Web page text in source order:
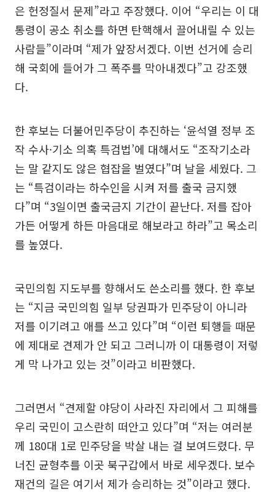
은 헌정질서 문제”라고 주장했다. 이어 “우리는 이 대
통령이 공소 취소를 하면 탄핵해서 끌어내릴 수 있는
사람들”이라며 “제가 앞장서겠다. 이번 선거에 승리
해 국회에 들어가 그 폭주를 막아내겠다”고 강조했
다.
한 후보는 더불어민주당이 추진하는 ‘윤석열 정부 조
작 수사·기소 의혹 특검법’에 대해서도 “조작기소라
는 말 같지도 않은 협잡을 벌였다”며 날을 세웠다. 그
는 “특검이라는 하수인을 시켜 저를 출국 금지했
다”며 “3일이면 출국금지 기간이 끝난다. 저를 잡아
가든 어떻게 하든 마음대로 해보라고 하라”고 목소리
를 높였다.
국민의힘 지도부를 향해서도 쓴소리를 했다. 한 후보
는 “지금 국민의힘 일부 당권파가 민주당이 아니라
저를 이기려고 애를 쓰고 있다”며 “이런 퇴행들 때문
에 제대로 견제가 안 되고 그러니까 이 대통령이 저렇
게 막 나가고 있는 것”이라고 비판했다.
그러면서 “견제할 야당이 사라진 자리에서 그 피해를
우리 국민이 고스란히 떠안고 있다”며 “저는 여러분
께 180대 1로 민주당을 박살 내는 걸 보여드렸다. 무
너진 균형추를 이곳 북구갑에서 바로 세우겠다. 보수
재건의 길은 여기서 제가 승리하는 것”이라고 했다.